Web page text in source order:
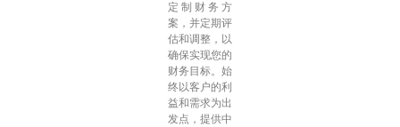
定制财务方
案，并定期评
估和调整，以
确保实现您的
财务目标。始
终以客户的利
益和需求为出
发点，提供中